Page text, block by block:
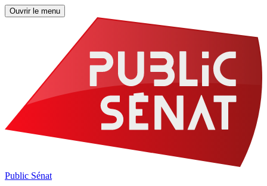
Ouvrir le menu
Public Sénat